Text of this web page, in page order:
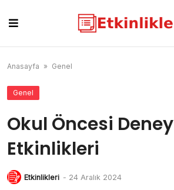
content
Anasayfa » Genel
Genel
Okul Öncesi Deney
Etkinlikleri
Etkinlikleri - 24 Aralık 2024